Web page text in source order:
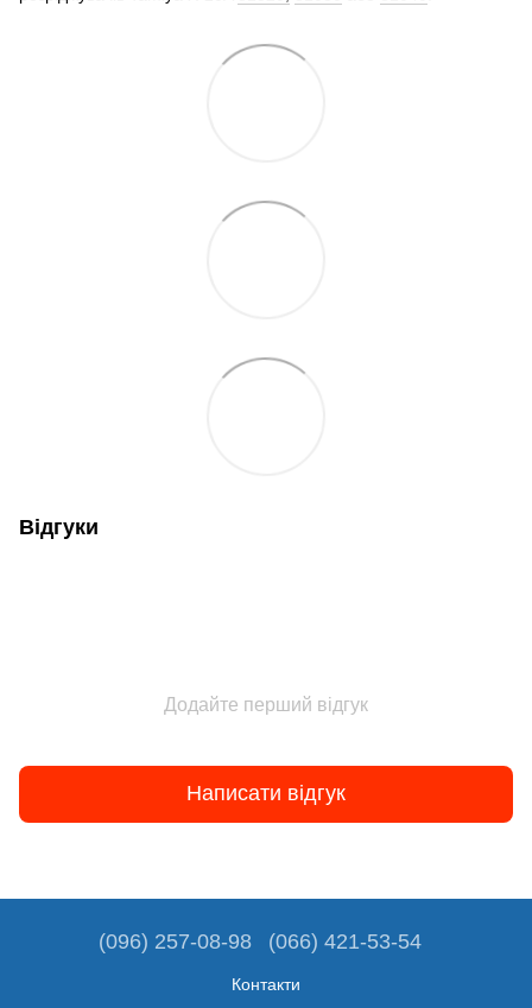
Відгуки
Додайте перший відгук
Написати відгук
(096) 257-08-98 (066) 421-53-54
Контакти